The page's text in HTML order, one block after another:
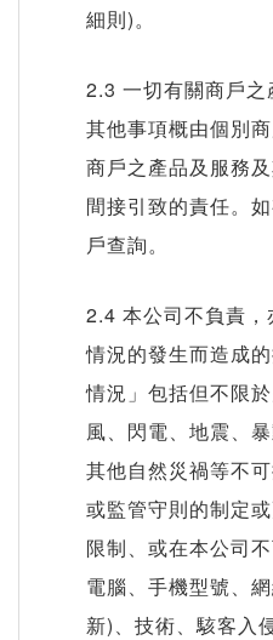
細則)。
2.3 一切有關商戶之
其他事項概由個別
商戶之產品及服務
間接引致的責任。
戶查詢。
2.4 本公司不負責
情況的發生而造成
情況」包括但不限
風、閃電、地震、
其他自然災禍等不
或監管守則的制定
限制、或在本公司
電腦、手機型號、
新)、技術、駭客入